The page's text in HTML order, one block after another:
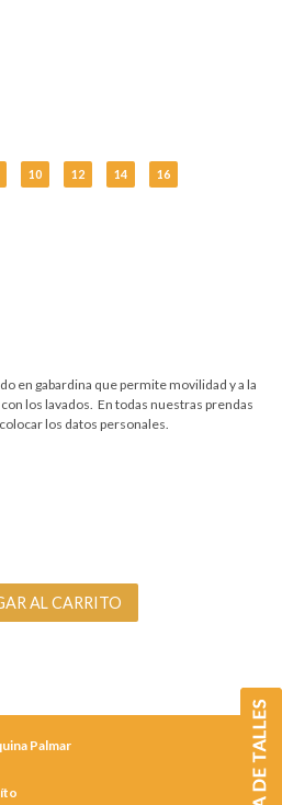
10 12 14 16
en gabardina que permite movilidad y a la
los lavados. En todas nuestras prendas
los datos personales.
Palmar